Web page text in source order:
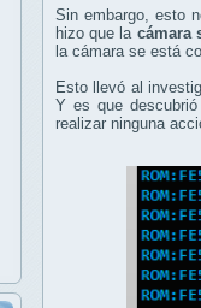
Sin embargo, esto
hizo que la cámara
la cámara se está
Esto llevó al
Y es que
realizar ninguna